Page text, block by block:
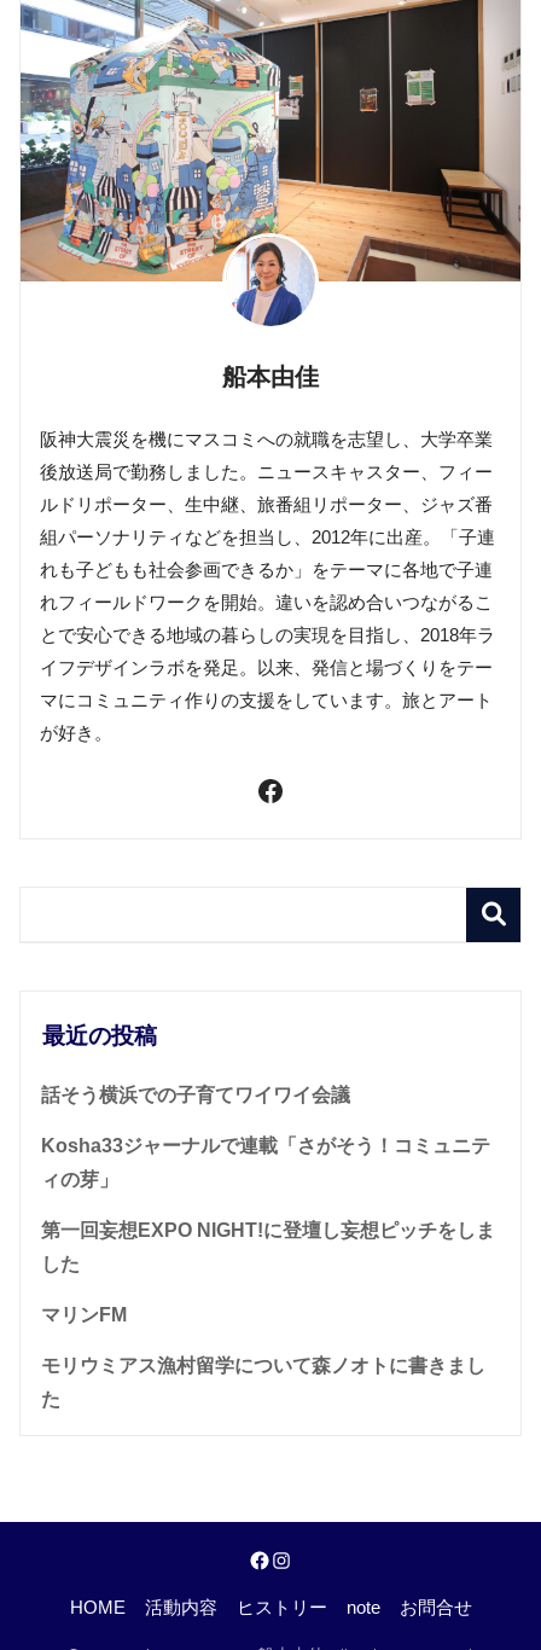
船本由佳
阪神大震災を機にマスコミへの就職を志望し、大学卒業
後放送局で勤務しました。ニュースキャスター、フィー
ルドリポーター、生中継、旅番組リポーター、ジャズ番
組パーソナリティなどを担当し、2012年に出産。「子連
れも子どもも社会参画できるか」をテーマに各地で子連
れフィールドワークを開始。違いを認め合いつながるこ
とで安心できる地域の暮らしの実現を目指し、2018年ラ
イフデザインラボを発足。以来、発信と場づくりをテー
マにコミュニティ作りの支援をしています。旅とアート
が好き。
最近の投稿
話そう横浜での子育てワイワイ会議
Kosha33ジャーナルで連載「さがそう！コミュニテ
ィの芽」
第一回妄想EXPO NIGHT!に登壇し妄想ピッチをしま
した
マリンFM
モリウミアス漁村留学について森ノオトに書きまし
た
HOME 活動内容 ヒストリー note お問合せ